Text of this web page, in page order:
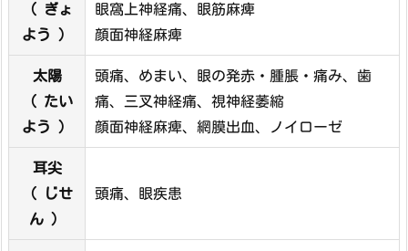
（ ぎょ
よう ）
眼窩上神経痛、眼筋麻痺
顔面神経麻痺
太陽
（ たい
よう ）
頭痛、めまい、眼の発赤・腫脹・痛み、歯
痛、三叉神経痛、視神経萎縮
顔面神経麻痺、網膜出血、ノイローゼ
耳尖
（ じせ
ん ）
頭痛、眼疾患